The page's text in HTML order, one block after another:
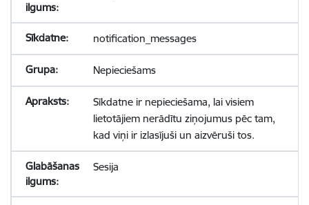
notification_messages
Nepieciešams
Sīkdatne ir nepieciešama, lai visiem
lietotājiem nerādītu ziņojumus pēc tam,
kad viņi ir izlasījuši un aizvēruši tos.
Sesija